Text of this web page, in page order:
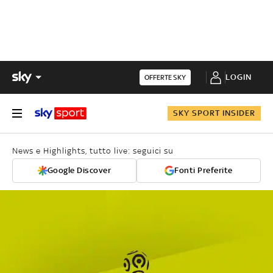
OFFERTE SKY LOGIN
SKY SPORT INSIDER
News e Highlights, tutto live: seguici su
Google Discover Fonti Preferite